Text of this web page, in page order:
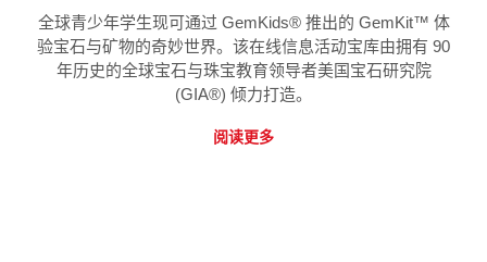
全球青少年学生现可通过 GemKids® 推出的 GemKit™ 体
验宝石与矿物的奇妙世界。该在线信息活动宝库由拥有 90
年历史的全球宝石与珠宝教育领导者美国宝石研究院
(GIA®) 倾力打造。
阅读更多